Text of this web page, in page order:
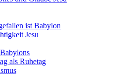
ist Babylon
Jesu
als Ruhetag